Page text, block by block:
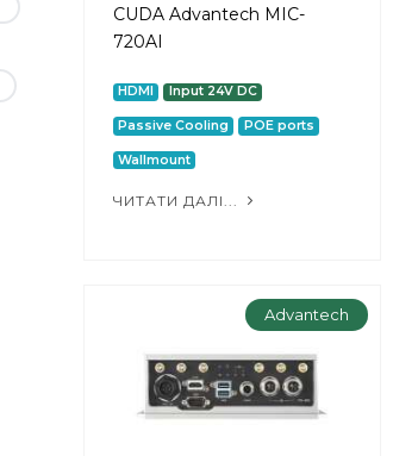
CUDA Advantech MIC-
720AI
HDMI Input 24V DC
Passive Cooling POE ports
Wallmount
ЧИТАТИ ДАЛІ...
Advantech